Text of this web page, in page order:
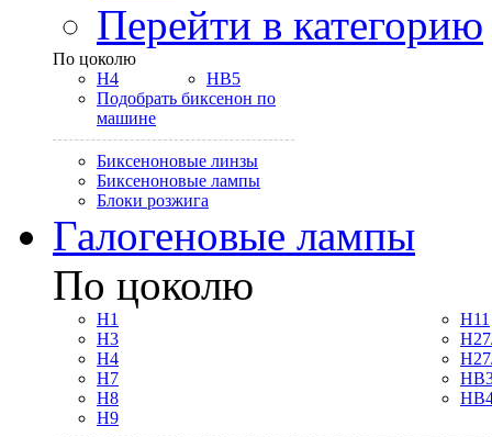
Перейти в категорию
По цоколю
H4
HB5
Подобрать биксенон по
машине
Биксеноновые линзы
Биксеноновые лампы
Блоки розжига
Галогеновые лампы
По цоколю
H1
H3
H4
H7
H8
H9
H11